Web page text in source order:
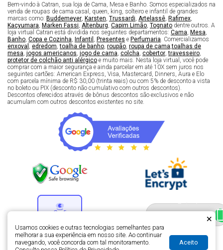
Bem-vindo à Catran, sua loja de Cama, Mesa e Banho. Somos especializados na
venda de roupas de cama casal, queen, king, solteiro e infantil de grandes
marcas como: Buddemeyer Karsten Trussardi Artelassê Rafimex
Kacyumara Marken Fassi Altenburg Capim Limão Tognato dentre outros. A
loja virtual Catran está dividida nos seguintes departamentos: Cama Mesa
Banho Copa e Cozinha Infantil Presentes e Perfumaria . Comercializamos
enxoval
edredom ,toalha de banho roupão roupa de cama ,toalhas de
mesa jogos americanos jogo de cama colcha cobertor ,travesseiro
protetor de colchão anti alérgico e muito mais. Nesta loja virtual, você pode
comprar com a maior segurança e ainda parcelar em até 10X sem juros nos
seguintes cartões: American Express, Visa, Mastercard, Dinners, Aura e Elo
com parcela mínima de R$ 30,00 (trinta reais) ou com 5% de desconto a vista
no boleto ou PIX (desconto não cumulativo com outros descontos).
Descontos oferecidos através de bônus descontos são exclusivos e não
acumulam com outros descontos existentes no site.
Desenvolvimento de lojas virtuais -H5 Web - Soluções em tecnologia da
×
Usamos cookies e outras tecnologias semelhantes para
melhorar a sua experiência em nosso site. Ao continuar
navegando, você concorda com tal monitoramento.
Aceito
Fale com um especialista
enxoval